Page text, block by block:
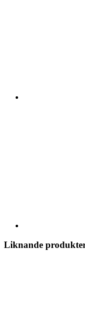
Liknande